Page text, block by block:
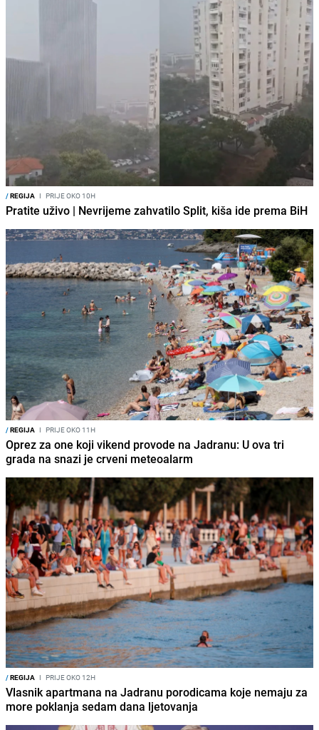
/REGIJA I PRIJE OKO 10H
Pratite uživo | Nevrijeme zahvatilo Split, kiša ide prema BiH
/REGIJA I PRIJE OKO 11H
Oprez za one koji vikend provode na Jadranu: U ova tri
grada na snazi je crveni meteoalarm
/REGIJA I PRIJE OKO 12H
Vlasnik apartmana na Jadranu porodicama koje nemaju za
more poklanja sedam dana ljetovanja